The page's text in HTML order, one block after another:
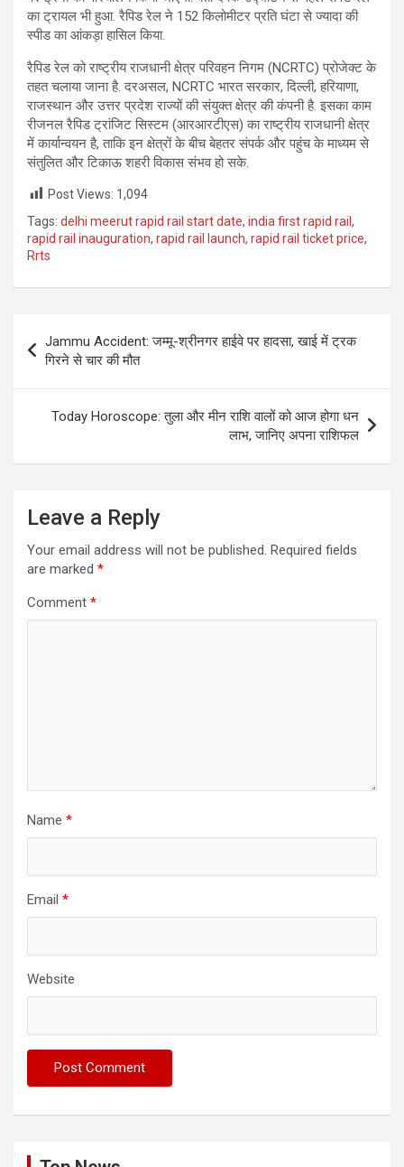
का ट्रायल भी हुआ. रैपिड रेल ने 152 किलोमीटर प्रति घंटा से ज्यादा की
स्पीड का आंकड़ा हासिल किया.
रैपिड रेल को राष्ट्रीय राजधानी क्षेत्र परिवहन निगम (NCRTC) प्रोजेक्ट के
तहत चलाया जाना है. दरअसल, NCRTC भारत सरकार, दिल्ली, हरियाणा,
राजस्थान और उत्तर प्रदेश राज्यों की संयुक्त क्षेत्र की कंपनी है. इसका काम
रीजनल रैपिड ट्रांजिट सिस्टम (आरआरटीएस) का राष्ट्रीय राजधानी क्षेत्र
में कार्यान्वयन है, ताकि इन क्षेत्रों के बीच बेहतर संपर्क और पहुंच के माध्यम से
संतुलित और टिकाऊ शहरी विकास संभव हो सके.
Post Views: 1,094
Tags: delhi meerut rapid rail start date, india first rapid rail ,
rapid rail inauguration, rapid rail launch, rapid rail ticket price,
Rrts
navigation
Jammu Accident: जम्मू-श्रीनगर हाईवे पर हादसा, खाई में ट्रक
गिरने से चार की मौत
Today Horoscope: तुला और मीन राशि वालों को आज होगा धन
लाभ, जानिए अपना राशिफल
Leave a Reply
Your email address will not be published. Required fields
are marked *
Comment *
Name *
Email *
Website